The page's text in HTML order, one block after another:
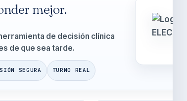
mejor.
de decisión clínica
de que sea tarde.
SEGURA TURNO REAL